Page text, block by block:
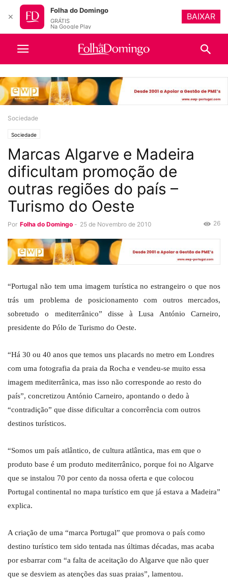
Sociedade
Sociedade
Marcas Algarve e Madeira
dificultam promoção de
outras regiões do país –
Turismo do Oeste
Por Folha do Domingo - 25 de Novembro de 2010 26
“Portugal não tem uma imagem turística no estrangeiro o que nos
trás um problema de posicionamento com outros mercados,
sobretudo o mediterrânico” disse à Lusa António Carneiro,
presidente do Pólo de Turismo do Oeste.
“Há 30 ou 40 anos que temos uns placards no metro em Londres
com uma fotografia da praia da Rocha e vendeu-se muito essa
imagem mediterrânica, mas isso não corresponde ao resto do
país”, concretizou António Carneiro, apontando o dedo à
“contradição” que disse dificultar a concorrência com outros
destinos turísticos.
“Somos um país atlântico, de cultura atlântica, mas em que o
produto base é um produto mediterrânico, porque foi no Algarve
que se instalou 70 por cento da nossa oferta e que colocou
Portugal continental no mapa turístico em que já estava a Madeira”
explica.
A criação de uma “marca Portugal” que promova o país como
destino turístico tem sido tentada nas últimas décadas, mas acaba
por esbarrar com “a falta de aceitação do Algarve que não quer
que se desviem as atenções das suas praias”, lamentou.
✕
Folha do Domingo
GRÁTIS
Na Google Play
BAIXAR